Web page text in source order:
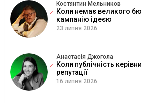
Костянтин Мельников
Коли немає великого
кампанію ідеєю
23 липня 2026
Анастасія Джогола
Коли публічність
репутації
16 липня 2026